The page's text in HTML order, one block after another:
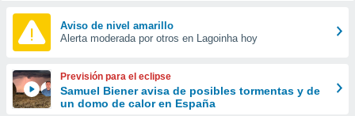
y
forma
digital
basada
Aviso de nivel amarillo
Alerta moderada por otros en Lagoinha hoy
Previsión para el eclipse
Samuel Biener avisa de posibles tormentas y de
un domo de calor en España